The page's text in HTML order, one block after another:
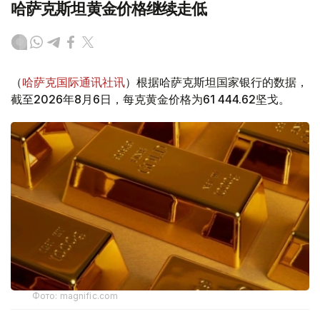
哈萨克斯坦黄金价格继续走低
（哈萨克国际通讯社讯）根据哈萨克斯坦国家银行的数据，
截至2026年8月6日，每克黄金价格为61 444.62坚戈。
Фото: magnific.com